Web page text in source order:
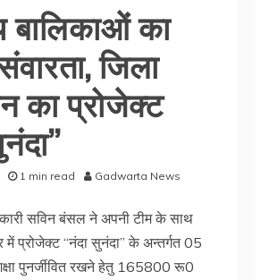
बालिकाओं का
जिला
का प्रोजेक्ट
1 min read Gadwarta News
सविन बंसल ने अपनी टीम के साथ
प्रोजेक्ट ‘‘नंदा सुनंदा’’ के अन्तर्गत 05
पुनर्जीवित रखने हेतु 165800 रू0